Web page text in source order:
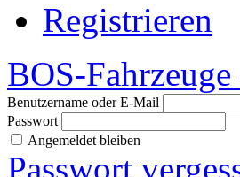
Registrieren
BOS-
Benutzername oder E-Mail
Passwort
Angemeldet bleiben
Passwort